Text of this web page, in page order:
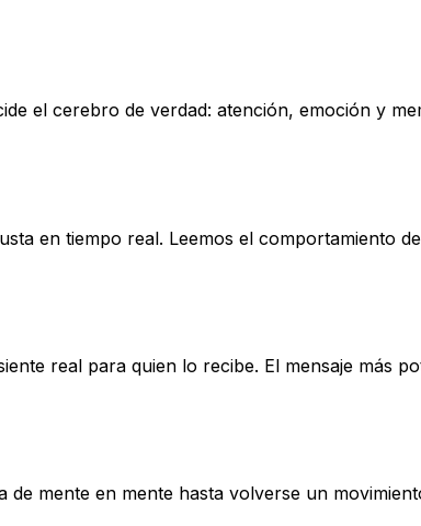
el cerebro de verdad: atención, emoción y
en tiempo real. Leemos el comportamiento
real para quien lo recibe. El mensaje más
de mente en mente hasta volverse un